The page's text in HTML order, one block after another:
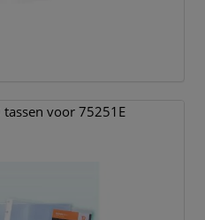
tassen voor 75251E